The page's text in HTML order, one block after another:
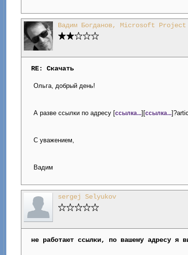
Вадим Богданов, Microsoft Project
RE: Скачать
Ольга, добрый день!
А разве ссылки по адресу [ссылка...][ссылка...
С уважением,
Вадим
sergej Selyukov
не работают ссылки, по вашему адресу я